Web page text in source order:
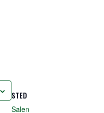
STED
Salen